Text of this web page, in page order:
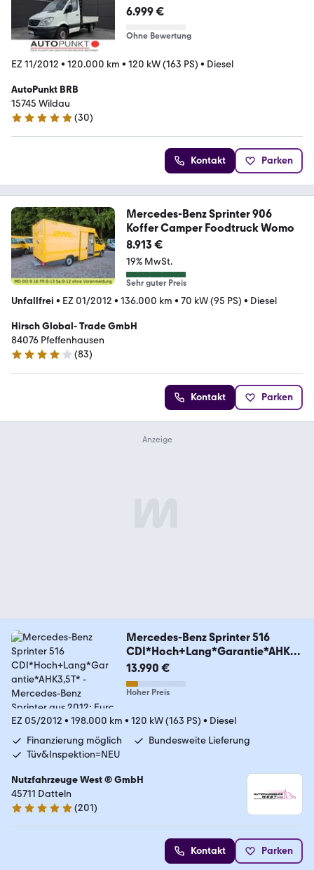
PRITSCHE 316 CDI KLIMA
6.999 €
Ohne Bewertung
EZ 11/2012 • 120.000 km • 120 kW (163 PS) • Diesel
AutoPunkt BRB
15745 Wildau
4.9 Sterne
(30)
Kontakt Parken
Mercedes-Benz Sprinter 906
Koffer Camper Foodtruck Womo
8.913 €
19% MwSt.
Sehr guter Preis
Unfallfrei • EZ 01/2012 • 136.000 km • 70 kW (95 PS) • Diesel
Hirsch Global- Trade GmbH
84076 Pfeffenhausen
4.2 Sterne
(83)
Kontakt Parken
Mercedes-Benz Sprinter 516
CDI*Hoch+Lang*Garantie*AHK3,
5T*
13.990 €
Hoher Preis
EZ 05/2012 • 198.000 km • 120 kW (163 PS) • Diesel
Finanzierung möglich
Bundesweite Lieferung
Tüv&Inspektion=NEU
Nutzfahrzeuge West ® GmbH
45711 Datteln
4.9 Sterne
(201)
Kontakt Parken